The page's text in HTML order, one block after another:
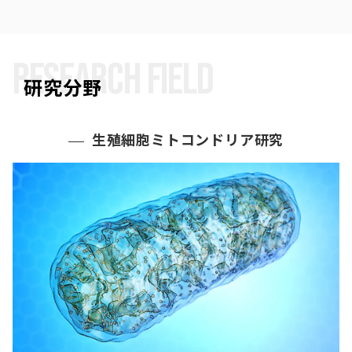
RESEARCH FIELD
研究分野
生殖細胞ミトコンドリア研究